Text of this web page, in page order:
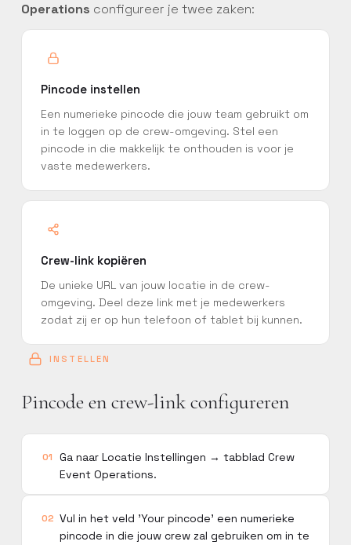
Vraag een
persoonlijke training
aan
jouw team begeleiden op
ZELFSTANDIG
Operations configureer je twee zaken:
Pincode instellen
Een numerieke pincode die jouw team gebruikt om
in te loggen op de crew-omgeving. Stel een
pincode in die makkelijk te onthouden is voor je
vaste medewerkers.
Crew-link kopiëren
De unieke URL van jouw locatie in de crew-
omgeving. Deel deze link met je medewerkers
zodat zij er op hun telefoon of tablet bij kunnen.
INSTELLEN
Pincode en crew-link configureren
01
Ga naar Locatie Instellingen → tabblad Crew
Event Operations.
02 Vul in het veld 'Your pincode' een numerieke
pincode in die jouw crew zal gebruiken om in te